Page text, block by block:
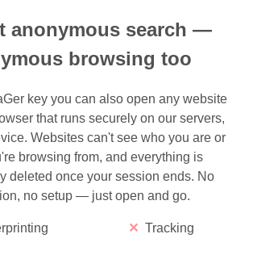
anonymous search —
browsing too
key you can also open any website
that runs securely on our servers,
Websites can't see who you are or
browsing from, and everything is
deleted once your session ends. No
no setup — just open and go.
Tracking